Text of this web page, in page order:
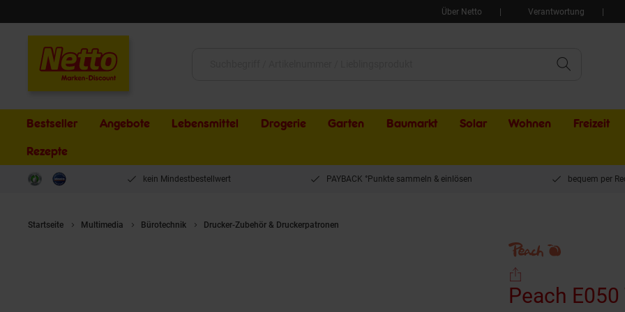
Über Netto Verantwortung
Bestseller Angebote Lebensmittel Drogerie Garten Baumarkt Solar Wohnen Freizeit
Rezepte
kein Mindestbestellwert PAYBACK °Punkte sammeln & einlösen bequem per
Startseite Multimedia Bürotechnik Drucker-Zubehör & Druckerpatronen
Peach E050 Toner cy ersetzt Epson